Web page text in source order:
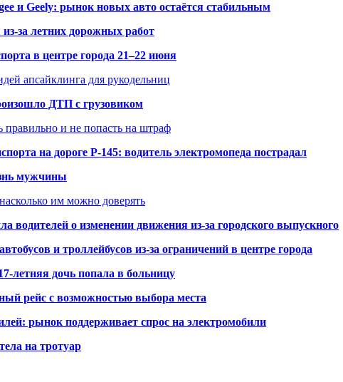
и Geely: рынок новых авто остаётся стабильным
за летних дорожных работ
в центре города 21–22 июня
апсайклинга для рукодельниц
ДТП с грузовиком
правильно и не попасть на штраф
на дороге Р-145: водитель электромопеда пострадал
мужчины
им можно доверять
водителей о изменении движения из-за городского выпускного
и троллейбусов из-за ограничений в центре города
летняя дочь попала в больницу
рейс с возможностью выбора места
рынок поддерживает спрос на электромобили
на тротуар